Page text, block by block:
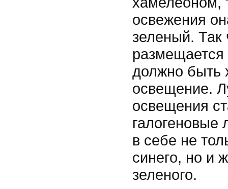
освежения
зеленый. Так
должно быть
освещение.
освещения
в себе не
синего, но и
зеленого.